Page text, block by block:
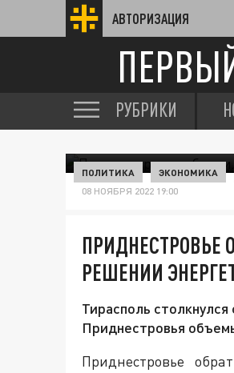
АВТОРИЗАЦИЯ
РУБРИКИ
ПОЛИТИКА ЭКОНОМИКА
08 НОЯБРЯ 2022 19:00
ПРИДНЕСТРОВЬЕ
РЕШЕНИИ
Тирасполь
Приднестровья
Приднестровье